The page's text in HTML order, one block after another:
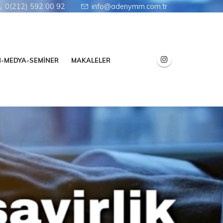
0(212) 592 00 92 info@adenymm.com.tr
MEDYA-SEMİNER MAKALELER